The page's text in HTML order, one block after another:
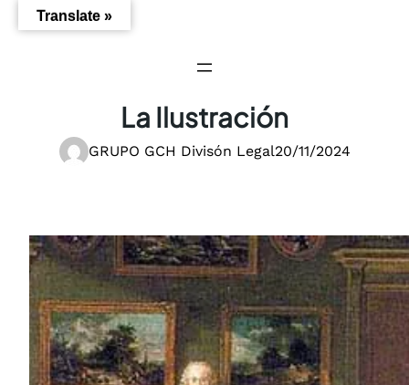
Saltar
La Ilustración
GRUPO GCH Divisón Legal20/11/2024
Translate »